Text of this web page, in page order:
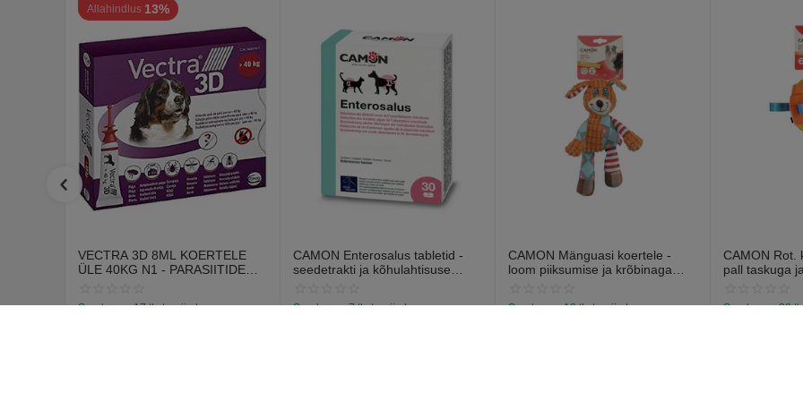
Allahindlus 13%
VECTRA 3D 8ML KOERTELE
ÜLE 40KG N1 - PARASIITIDE
Saadavus: 17 tk. tarnija laos
CAMON Enterosalus tabletid -
seedetrakti ja kõhulahtisuse
Saadavus: 7 tk. tarnija laos
CAMON Mänguasi koertele -
loom piiksumise ja krõbinaga
Saadavus: 19 tk. tarnija laos
CAMON Rot.
pall taskuga
Saadavus: 38